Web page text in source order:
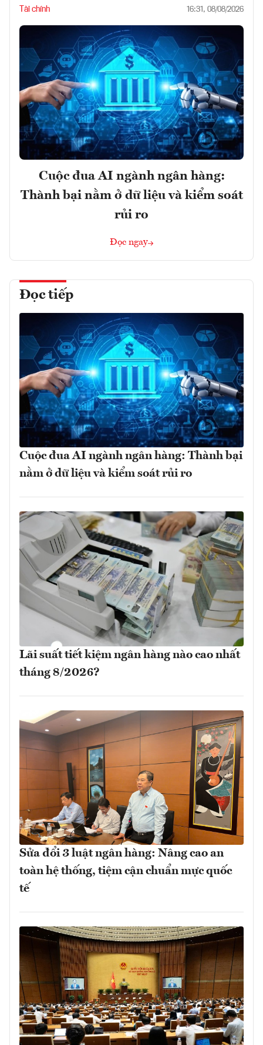
Tài chính 16:31, 08/08/2026
Cuộc đua AI ngành ngân hàng:
Thành bại nằm ở dữ liệu và kiểm soát
rủi ro
Đọc ngay
Đọc tiếp
Cuộc đua AI ngành ngân hàng: Thành bại
nằm ở dữ liệu và kiểm soát rủi ro
Lãi suất tiết kiệm ngân hàng nào cao nhất
tháng 8/2026?
Sửa đổi 3 luật ngân hàng: Nâng cao an
toàn hệ thống, tiệm cận chuẩn mực quốc
tế